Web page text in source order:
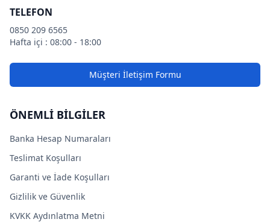
TELEFON
0850 209 6565
Hafta içi : 08:00 - 18:00
Müşteri İletişim Formu
ÖNEMLİ BİLGİLER
Banka Hesap Numaraları
Teslimat Koşulları
Garanti ve İade Koşulları
Gizlilik ve Güvenlik
KVKK Aydınlatma Metni